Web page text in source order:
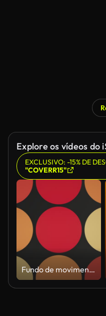
Explore os vídeos do
EXCLUSIVO: -15% DE
"COVERR15"
Fundo de movimento dos círculos retrô dos anos 70